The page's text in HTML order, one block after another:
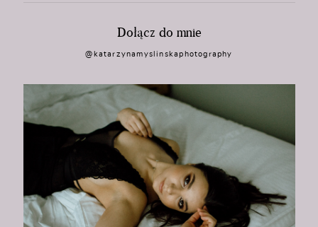
Dołącz do mnie
@katarzynamyslinskaphotography